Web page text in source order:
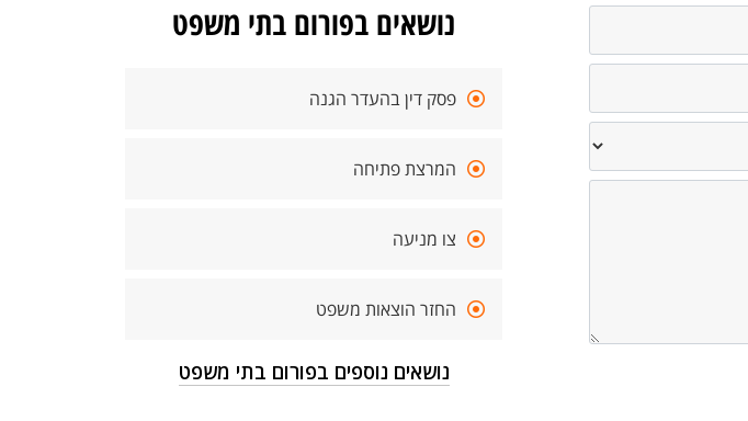
נושאים בפורום בתי משפט
פסק דין בהעדר הגנה
המרצת פתיחה
צו מניעה
החזר הוצאות משפט
נושאים נוספים בפורום בתי משפט